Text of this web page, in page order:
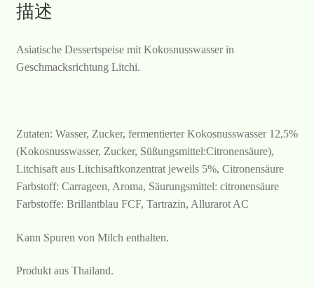
描述
Asiatische Dessertspeise mit Kokosnusswasser in
Geschmacksrichtung Litchi.
Zutaten: Wasser, Zucker, fermentierter Kokosnusswasser 12,5%
(Kokosnusswasser, Zucker, Süßungsmittel:Citronensäure),
Litchisaft aus Litchisaftkonzentrat jeweils 5%, Citronensäure
Farbstoff: Carrageen, Aroma, Säurungsmittel: citronensäure
Farbstoffe: Brillantblau FCF, Tartrazin, Allurarot AC
Kann Spuren von Milch enthalten.
Produkt aus Thailand.